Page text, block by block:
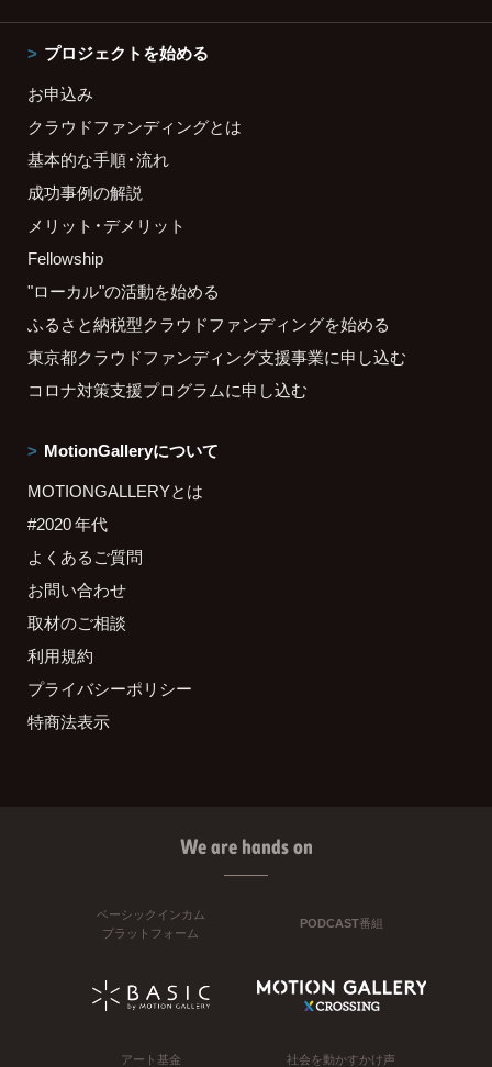
プロジェクトを始める
お申込み
クラウドファンディングとは
基本的な手順・流れ
成功事例の解説
メリット・デメリット
Fellowship
"ローカル"の活動を始める
ふるさと納税型クラウドファンディングを始める
東京都クラウドファンディング支援事業に申し込む
コロナ対策支援プログラムに申し込む
MotionGalleryについて
MOTIONGALLERYとは
#2020 年代
よくあるご質問
お問い合わせ
取材のご相談
利用規約
プライバシーポリシー
特商法表示
We are hands on
ベーシックインカム
プラットフォーム
PODCAST番組
アート基金 社会を動かすかけ声